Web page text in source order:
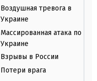
Воздушная тревога в
Украине
Массированная атака по
Украине
Взрывы в России
Потери врага